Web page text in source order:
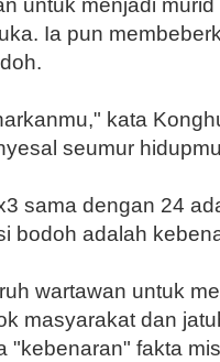
un­tuk menjadi
Ia pun
kata
seumur
sama de­ngan 24
bodoh adalah
wartawan untuk
masyarakat dan
"kebenaran" fakta